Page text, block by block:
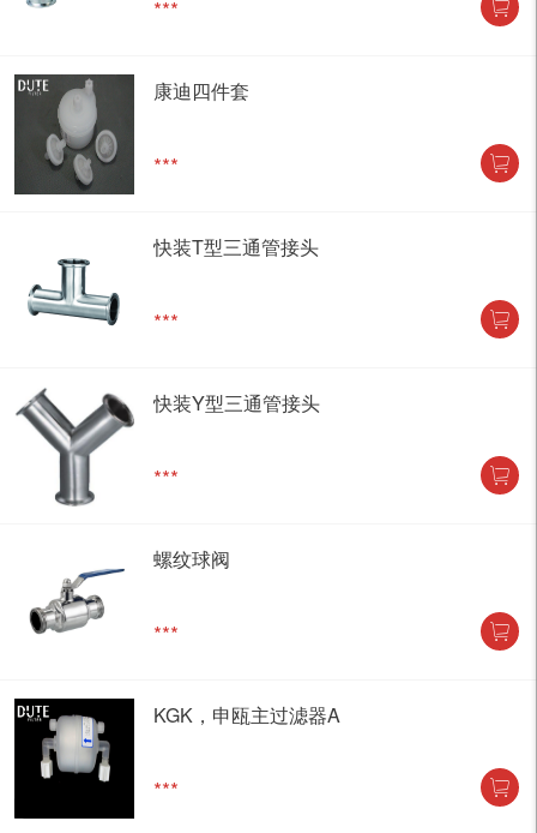
***
康迪四件套
***
快装T型三通管接头
***
快装Y型三通管接头
***
螺纹球阀
***
KGK，申瓯主过滤器A
***